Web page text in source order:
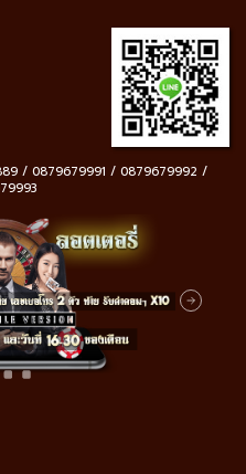
/ 0879679991 / 0879679992 /